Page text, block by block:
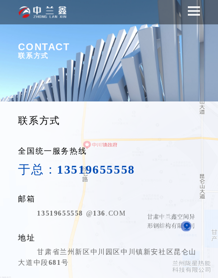
CONTACT
联系方式
联系方式
全国统一服务热线
于总： 13519655558
邮箱
13519655558 @ 136 .COM
地址
甘肃省兰州新区中川园区中川镇新安社区昆仑山
大道中段681号